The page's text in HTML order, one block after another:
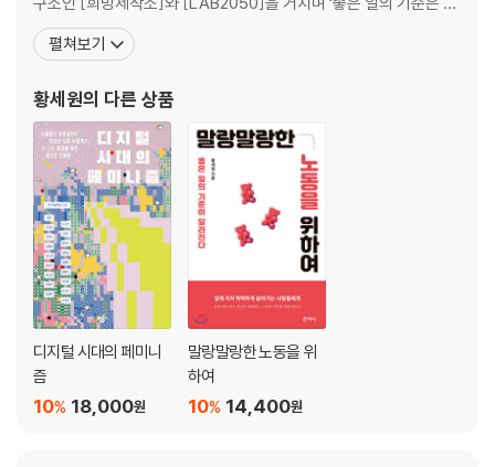
엇인가?’라는 주제로 연구해 왔다. 특히 청년 세대와 지방도시 관점
에서의 좋은 일자리에 관심이 많다. 현재는 <일in연구소> 대표이며
일자리위원회 자문위원, 행정안전부 청년 자립 및 활력
펼쳐보기
황세원의 다른 상품
디지털 시대의 페미니
즘
18,000원
10%
말랑말랑한 노동을 위
하여
14,400원
10%